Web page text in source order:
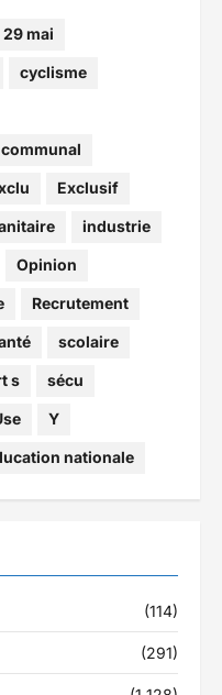
mai
cyclisme
Exclusif
industrie
Opinion
Recrutement
scolaire
s sécu
Y
nationale
(114)
(291)